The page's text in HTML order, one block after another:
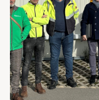
Devenir Membre
Actualités